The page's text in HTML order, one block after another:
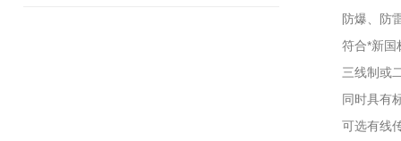
防爆、防雷
符合*新国标
三线制或二(
同时具有标
可选有线传